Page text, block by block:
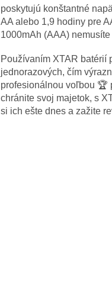
poskytujú konštantné
AA alebo 1,9 hodiny pre
1000mAh (AAA)
Používaním XTAR batérií
jednorazových, čím
profesionálnou voľbou 🏆
chránite svoj majetok, s
si ich ešte dnes a zažite